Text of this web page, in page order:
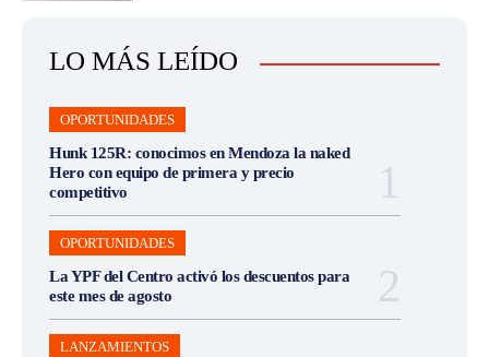
LO MÁS LEÍDO
OPORTUNIDADES
Hunk 125R: conocimos en Mendoza la naked
Hero con equipo de primera y precio
competitivo
OPORTUNIDADES
La YPF del Centro activó los descuentos para
este mes de agosto
LANZAMIENTOS